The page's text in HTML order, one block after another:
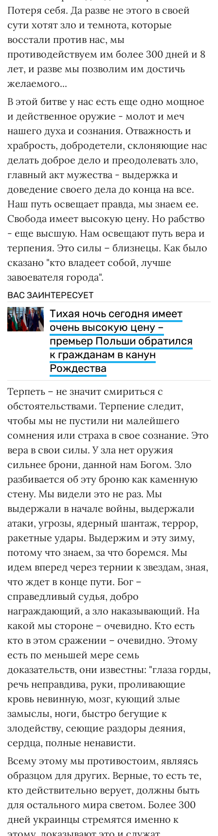
Потеря себя. Да разве не этого в своей
сути хотят зло и темнота, которые
восстали против нас, мы
противодействуем им более 300 дней и 8
лет, и разве мы позволим им достичь
желаемого...
В этой битве у нас есть еще одно мощное
и действенное оружие - молот и меч
нашего духа и сознания. Отважность и
храбрость, добродетели, склоняющие нас
делать доброе дело и преодолевать зло,
главный акт мужества - выдержка и
доведение своего дела до конца на все.
Наш путь освещает правда, мы знаем ее.
Свобода имеет высокую цену. Но рабство
- еще высшую. Нам освещают путь вера и
терпения. Это силы – близнецы. Как было
сказано "кто владеет собой, лучше
завоевателя города".
ВАС ЗАИНТЕРЕСУЕТ
Тихая ночь сегодня имеет
очень высокую цену –
премьер Польши обратился
к гражданам в канун
Рождества
Терпеть – не значит смириться с
обстоятельствами. Терпение следит,
чтобы мы не пустили ни малейшего
сомнения или страха в свое сознание. Это
вера в свои силы. У зла нет оружия
сильнее брони, данной нам Богом. Зло
разбивается об эту броню как каменную
стену. Мы видели это не раз. Мы
выдержали в начале войны, выдержали
атаки, угрозы, ядерный шантаж, террор,
ракетные удары. Выдержим и эту зиму,
потому что знаем, за что боремся. Мы
идем вперед через тернии к звездам, зная,
что ждет в конце пути. Бог –
справедливый судья, добро
награждающий, а зло наказывающий. На
какой мы стороне – очевидно. Кто есть
кто в этом сражении – очевидно. Этому
есть по меньшей мере семь
доказательств, они известны: "глаза горды,
речь неправдива, руки, проливающие
кровь невинную, мозг, кующий злые
замыслы, ноги, быстро бегущие к
злодейству, сеющие раздоры деяния,
сердца, полные ненависти.
Всему этому мы противостоим, являясь
образцом для других. Верные, то есть те,
кто действительно верует, должны быть
для остального мира светом. Более 300
дней украинцы стремятся именно к